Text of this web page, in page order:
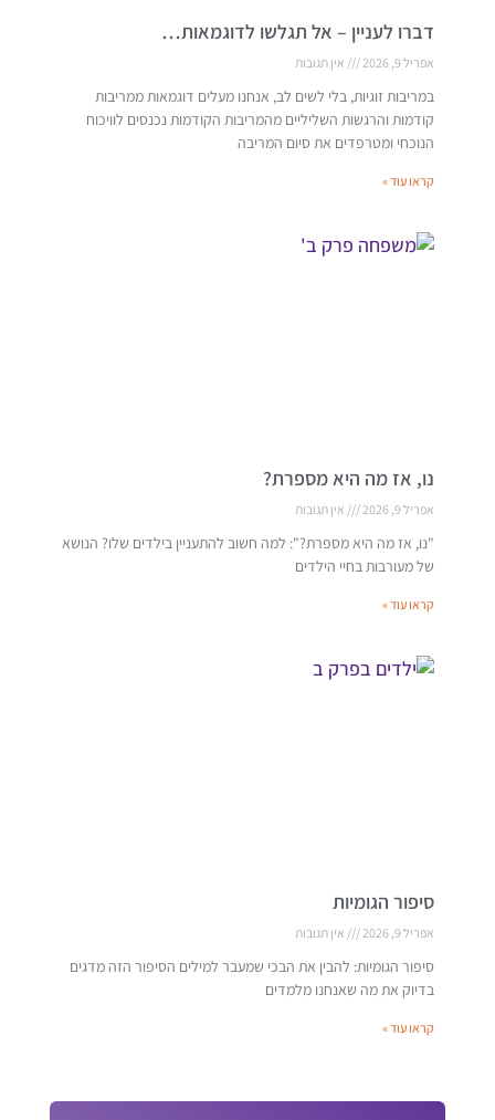
דברו לעניין – אל תגלשו לדוגמאות…
אפריל 9, 2026 אין תגובות
במריבות זוגיות, בלי לשים לב, אנחנו מעלים דוגמאות ממריבות
קודמות והרגשות השליליים מהמריבות הקודמות נכנסים לוויכוח
הנוכחי ומטרפדים את סיום המריבה
קראו עוד »
נו, אז מה היא מספרת?
אפריל 9, 2026 אין תגובות
"נו, אז מה היא מספרת?": למה חשוב להתעניין בילדים שלו? הנושא
של מעורבות בחיי הילדים
קראו עוד »
סיפור הגומיות
אפריל 9, 2026 אין תגובות
סיפור הגומיות: להבין את הבכי שמעבר למילים הסיפור הזה מדגים
בדיוק את מה שאנחנו מלמדים
קראו עוד »